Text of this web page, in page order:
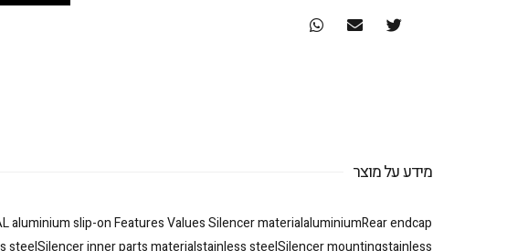
מידע על מוצר
aluminium slip-on Features Values Silencer materialaluminiumRear endcap